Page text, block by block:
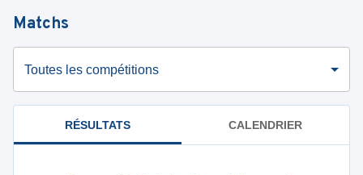
Matchs
Toutes les compétitions
RÉSULTATS CALENDRIER